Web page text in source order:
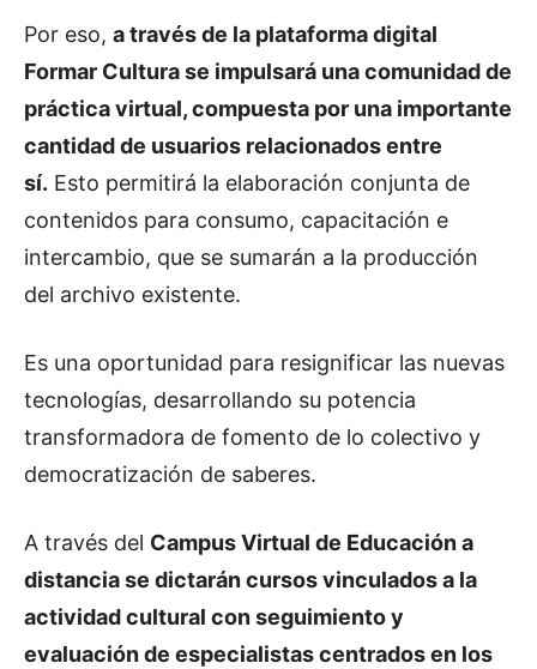
Por eso, a través de la plataforma digital
Formar Cultura se impulsará una comunidad de
práctica virtual, compuesta por una importante
cantidad de usuarios relacionados entre
sí. Esto permitirá la elaboración conjunta de
contenidos para consumo, capacitación e
intercambio, que se sumarán a la producción
del archivo existente.
Es una oportunidad para resignificar las nuevas
tecnologías, desarrollando su potencia
transformadora de fomento de lo colectivo y
democratización de saberes.
A través del Campus Virtual de Educación a
distancia se dictarán cursos vinculados a la
actividad cultural con seguimiento y
evaluación de especialistas centrados en los